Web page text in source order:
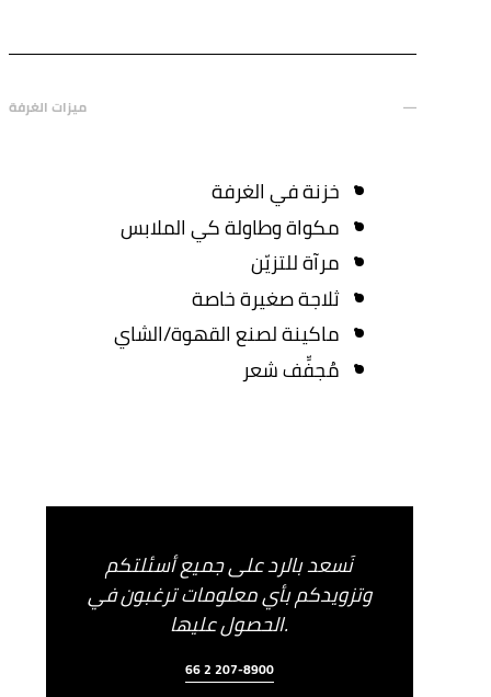
ميزات الغرفة
خزنة في الغرفة
مكواة وطاولة كي الملابس
مرآة للتزيّن
ثلاجة صغيرة خاصة
ماكينة لصنع القهوة/الشاي
مُجفِّف شعر
نَسعد بالرد على جميع أسئلتكم
وتزويدكم بأي معلومات ترغبون في
الحصول عليها.
66 2 207-8900